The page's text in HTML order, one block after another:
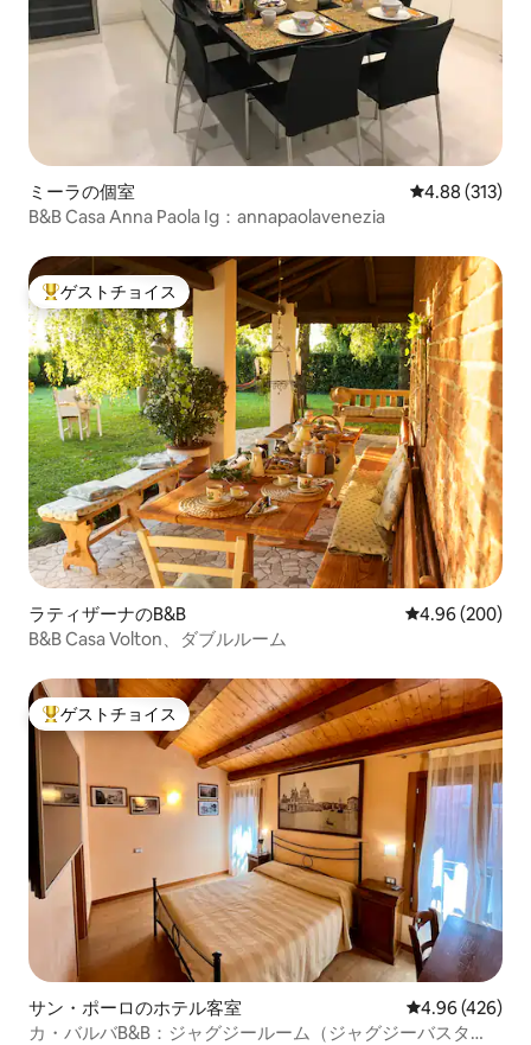
ミーラの個室 レビュー313
4.88 (313)
B&B Casa Anna Paola Ig：annapaolavenezia
大好評のゲストチョイスです。
ゲストチョイス
ラティザーナのB&B レビュー200
4.96 (200)
B&B Casa Volton、ダブルルーム
大好評のゲストチョイスです。
ゲストチョイス
サン・ポーロのホテル客室 レビュー426
4.96 (426)
カ・バルバB&B：ジャグジールーム（ジャグジーバスタ